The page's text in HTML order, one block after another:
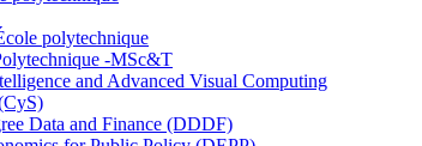
polytechnique
-MSc&T
and Advanced Visual Computing
Data and Finance (DDDF)